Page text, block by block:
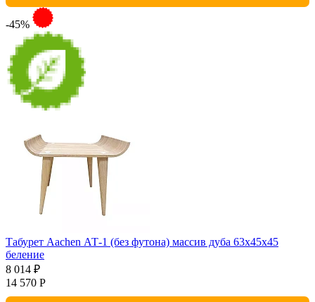
-45%
Табурет Aachen АТ-1 (без футона) массив дуба 63х45х45
беление
8 014 ₽
14 570 Р